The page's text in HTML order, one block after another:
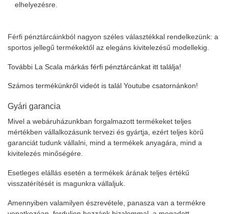
elhelyezésre.
Férfi pénztárcáinkból nagyon széles választékkal rendelkezünk: a
sportos jellegű termékektől az elegáns kivitelezésű modellekig.
További La Scala márkás férfi pénztárcánkat itt találja!
Számos termékünkről videót is talál Youtube csatornánkon!
Gyári garancia
Mivel a webáruházunkban forgalmazott termékeket teljes
mértékben vállalkozásunk tervezi és gyártja, ezért teljes körű
garanciát tudunk vállalni, mind a termékek anyagára, mind a
kivitelezés minőségére.
Esetleges elállás esetén a termékek árának teljes értékű
visszatérítését is magunkra vállaljuk.
Amennyiben valamilyen észrevétele, panasza van a termékre